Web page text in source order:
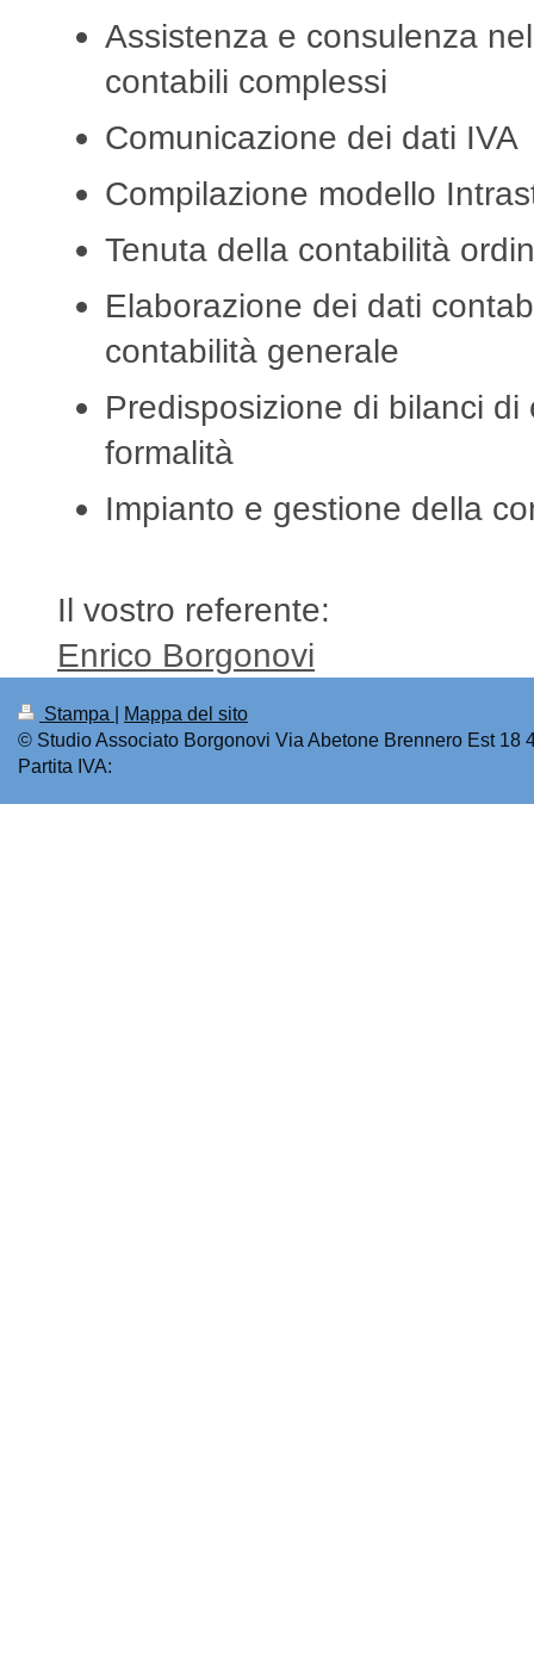
Assistenza e consulenza
contabili complessi
Comunicazione dei dati IVA
Compilazione modello
Tenuta della contabilità
Elaborazione dei dati
contabilità generale
Predisposizione di bilanci di
formalità
Impianto e gestione della
Il vostro referente:
Enrico Borgonovi
Stampa
Mappa del sito
© Studio Associato Borgonovi Via Abetone Brennero Est 18
Partita IVA: